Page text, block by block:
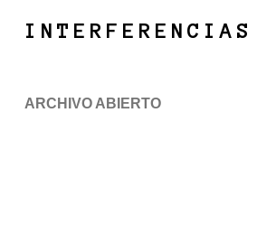
INTERFERENCIAS
ARCHIVO ABIERTO